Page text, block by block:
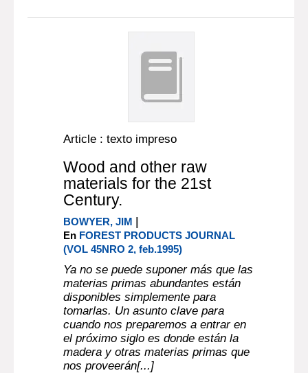
Article : texto impreso
Wood and other raw
materials for the 21st
Century.
BOWYER, JIM |
En FOREST PRODUCTS JOURNAL
(VOL 45NRO 2, feb.1995)
Ya no se puede suponer más que las
materias primas abundantes están
disponibles simplemente para
tomarlas. Un asunto clave para
cuando nos preparemos a entrar en
el próximo siglo es donde están la
madera y otras materias primas que
nos proveerán[...]